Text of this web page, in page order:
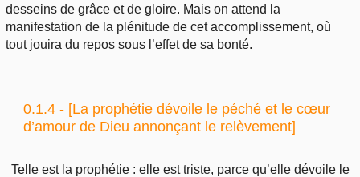
desseins de grâce et de gloire. Mais on attend la
manifestation de la plénitude de cet accomplissement, où
tout jouira du repos sous l’effet de sa bonté.
0.1.4 - [La prophétie dévoile le péché et le cœur
d’amour de Dieu annonçant le relèvement]
Telle est la prophétie : elle est triste, parce qu’elle dévoile le